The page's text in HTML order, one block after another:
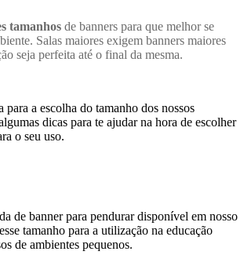
tamanhos de banners para que melhor se
Salas maiores exigem banners maiores
seja perfeita até o final da mesma.
para a escolha do tamanho dos nossos
dicas para te ajudar na hora de escolher
o seu uso.
de banner para pendurar disponível em nosso
tamanho para a utilização na educação
de ambientes pequenos.